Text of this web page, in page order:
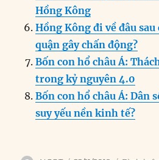
Hồng Kông
Hồng Kông đi về đâu sau
quận gây chấn động?
Bốn con hổ châu Á:
trong kỷ nguyên 4.0
Bốn con hổ châu Á: Dân
suy yếu nền kinh tế?